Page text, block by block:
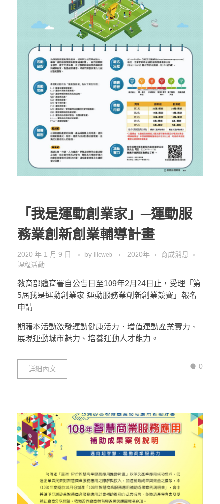
「我是運動創業家」─運動服
務業創新創業輔導計畫
2020 年 1 月 9 日 by iiicweb 2020年
育成消息
課程活動
教育部體育署自公告日至109年2月24日止，受理「第
5屆我是運動創業家-運動服務業創新創業競賽」報名
申請
期藉本活動激發運動健康活力、增值運動產業實力、
展現運動城市魅力、培養運動人才能力。
詳細內文 0